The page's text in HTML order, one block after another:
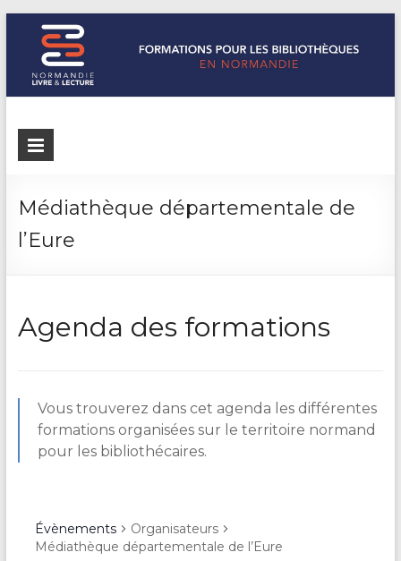
Formations
bibliothèques
Normandie
Livre &
répertorie les
pour les
Médiathèque départementale de
l’Eure
Agenda des formations
Vous trouverez dans cet agenda les différentes
formations organisées sur le territoire normand
pour les bibliothécaires.
Évènements
Organisateurs
Médiathèque départementale de l’Eure